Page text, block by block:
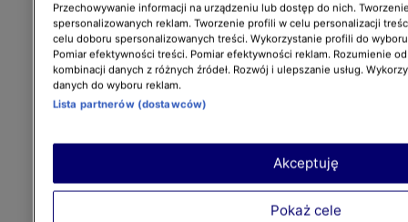
Przechowywanie informacji na urządzeniu lub dostęp do nich.
spersonalizowanych reklam. Tworzenie profili w celu personalizacji
celu doboru spersonalizowanych treści. Wykorzystanie profili do
Pomiar efektywności treści. Pomiar efektywności reklam. Rozumienie
kombinacji danych z różnych źródeł. Rozwój i ulepszanie usług.
danych do wyboru reklam.
Lista partnerów (dostawców)
Pokaż cele
Akceptuję